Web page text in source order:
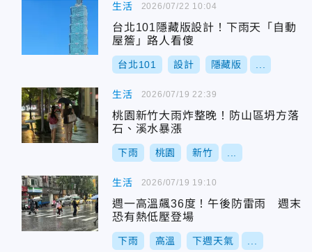
生活
台北101隱藏版設計！下雨天「自動
屋簷」路人看傻
台北101 設計 隱藏版
2026/07/22 10:04
生活
桃園新竹大雨炸整晚！防山區坍方落
石、溪水暴漲
下雨 桃園 新竹
2026/07/19 22:39
生活
週一高溫飆36度！午後防雷雨 週末
恐有熱低壓登場
下雨 高溫 下週天氣
2026/07/19 19:10